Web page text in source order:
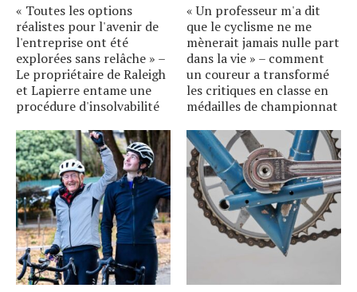
« Toutes les options
réalistes pour l'avenir de
l'entreprise ont été
explorées sans relâche » –
Le propriétaire de Raleigh
et Lapierre entame une
procédure d'insolvabilité
« Un professeur m'a dit
que le cyclisme ne me
mènerait jamais nulle part
dans la vie » – comment
un coureur a transformé
les critiques en classe en
médailles de championnat